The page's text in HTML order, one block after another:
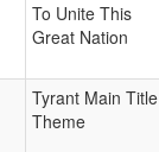
To Unite This
Great Nation
Tyrant Main Title
Theme